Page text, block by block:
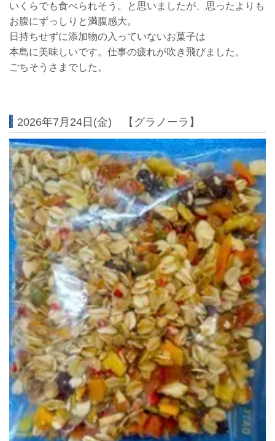
いくらでも食べられそう。と思いましたが、思ったよりも
お腹にずっしりと満腹感大。
日持ちせずに添加物の入っていないお菓子は
本島に美味しいです。仕事の疲れが吹き飛びました。
ごちそうさまでした。
2026年7月24日(金) 【グラノーラ】